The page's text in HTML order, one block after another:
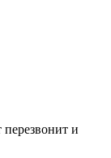
перезвонит и